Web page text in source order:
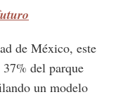
de México, este
del parque
un modelo